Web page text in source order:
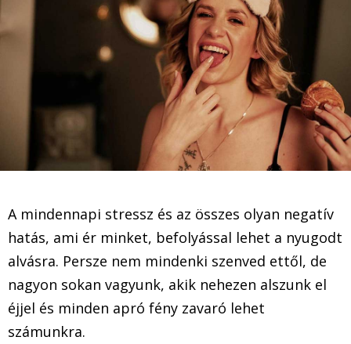
A mindennapi stressz és az összes olyan negatív
hatás, ami ér minket, befolyással lehet a nyugodt
alvásra. Persze nem mindenki szenved ettől, de
nagyon sokan vagyunk, akik nehezen alszunk el
éjjel és minden apró fény zavaró lehet
számunkra.